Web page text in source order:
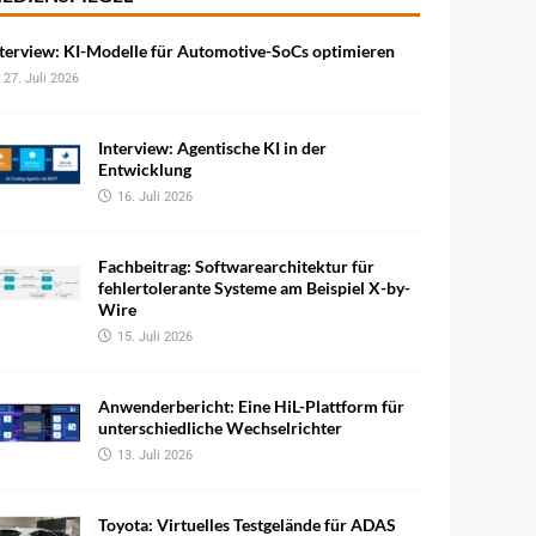
KI-Modelle für Automotive-SoCs optimieren
27. Juli 2026
Interview: Agentische KI in der
Entwicklung
16. Juli 2026
Fachbeitrag: Softwarearchitektur für
fehlertolerante Systeme am Beispiel X-by-
Wire
15. Juli 2026
Anwenderbericht: Eine HiL-Plattform für
unterschiedliche Wechselrichter
13. Juli 2026
Toyota: Virtuelles Testgelände für ADAS